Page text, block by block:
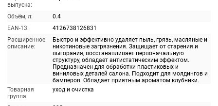
выпуска:
Объём, л:
0.4
EAN-13:
4126738126831
Расширенное
описание:
Быстро и эффективно удаляет пыль, грязь, масляные и
никотиновые загрязнения. Защищает от старения и
выгорания, восстанавливает первоначальную
структуру, обладает антистатическим эффектом.
Предназначен для обработки пластиковых и
виниловых деталей салона. Подходит для молдингов и
бамперов. Обладает приятным ароматом клубники.
Товарная
группа:
уход и очистка